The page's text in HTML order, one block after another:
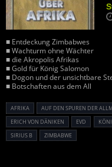
■ Entdeckung Zimbabwes
■ Wachturm ohne Wächter
■ die Akropolis Afrikas
■ Gold für König Salomon
■ Dogon und der unsichtbare
■ Botschaften aus dem All
AFRIKA AUF DEN SPUREN DER
ERICH VON DÄNIKEN
EVD
SIRIUS B
ZIMBABWE